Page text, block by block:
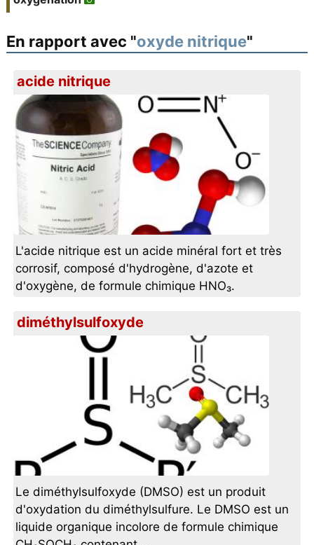
En rapport avec "oxyde nitrique"
acide nitrique
L'acide nitrique est un acide minéral fort et très
corrosif, composé d'hydrogène, d'azote et
d'oxygène, de formule chimique HNO₃.
diméthylsulfoxyde
Le diméthylsulfoxyde (DMSO) est un produit
d'oxydation du diméthylsulfure. Le DMSO est un
liquide organique incolore de formule chimique